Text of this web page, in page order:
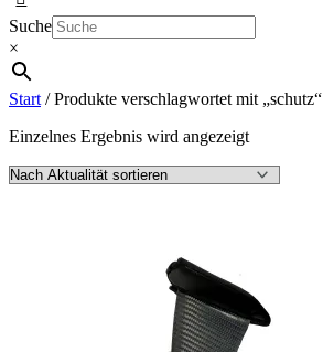
Suche
×
Start / Produkte verschlagwortet mit „schutz“
Einzelnes Ergebnis wird angezeigt